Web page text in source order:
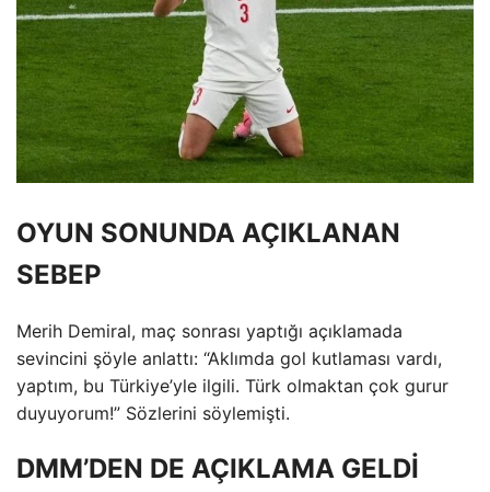
OYUN SONUNDA AÇIKLANAN
SEBEP
Merih Demiral, maç sonrası yaptığı açıklamada
sevincini şöyle anlattı: “Aklımda gol kutlaması vardı,
yaptım, bu Türkiye’yle ilgili. Türk olmaktan çok gurur
duyuyorum!” Sözlerini söylemişti.
DMM’DEN DE AÇIKLAMA GELDİ